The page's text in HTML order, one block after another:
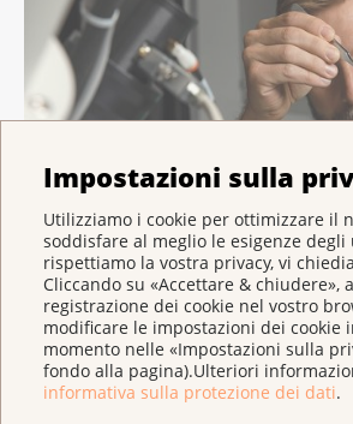
Impostazioni sulla
Utilizziamo i cookie per ottimizzare il
soddisfare al meglio le esigenze degli
rispettiamo la vostra privacy, vi
Cliccando su «Accettare & chiudere»,
registrazione dei cookie nel vostro
modificare le impostazioni dei cookie
momento nelle «Impostazioni sulla
fondo alla pagina).Ulteriori
informativa sulla protezione dei dati.
Micronaut combina arte e
Con le immagini pubblicate nel
ricerca, il fotografo scientifico
coglie particolari microscopici.
di lui e sul suo lavoro.